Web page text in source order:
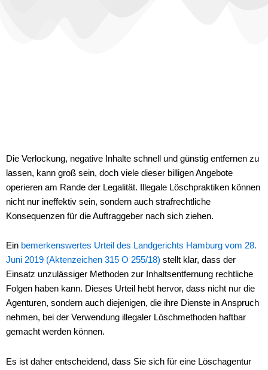
Die Verlockung, negative Inhalte schnell und günstig entfernen zu
lassen, kann groß sein, doch viele dieser billigen Angebote
operieren am Rande der Legalität. Illegale Löschpraktiken können
nicht nur ineffektiv sein, sondern auch strafrechtliche
Konsequenzen für die Auftraggeber nach sich ziehen.
Ein bemerkenswertes Urteil des Landgerichts Hamburg vom 28.
Juni 2019 (Aktenzeichen 315 O 255/18) stellt klar, dass der
Einsatz unzulässiger Methoden zur Inhaltsentfernung rechtliche
Folgen haben kann. Dieses Urteil hebt hervor, dass nicht nur die
Agenturen, sondern auch diejenigen, die ihre Dienste in Anspruch
nehmen, bei der Verwendung illegaler Löschmethoden haftbar
gemacht werden können.
Es ist daher entscheidend, dass Sie sich für eine Löschagentur